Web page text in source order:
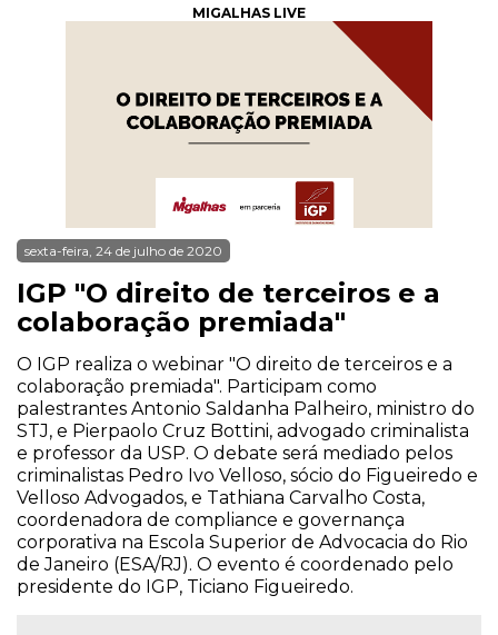
MIGALHAS LIVE
sexta-feira, 24 de julho de 2020
IGP "O direito de terceiros e a
colaboração premiada"
O IGP realiza o webinar "O direito de terceiros e a
colaboração premiada". Participam como
palestrantes Antonio Saldanha Palheiro, ministro do
STJ, e Pierpaolo Cruz Bottini, advogado criminalista
e professor da USP. O debate será mediado pelos
criminalistas Pedro Ivo Velloso, sócio do Figueiredo e
Velloso Advogados, e Tathiana Carvalho Costa,
coordenadora de compliance e governança
corporativa na Escola Superior de Advocacia do Rio
de Janeiro (ESA/RJ). O evento é coordenado pelo
presidente do IGP, Ticiano Figueiredo.